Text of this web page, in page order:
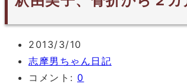
2013/3/10
志摩男ちゃん日記
コメント: 0